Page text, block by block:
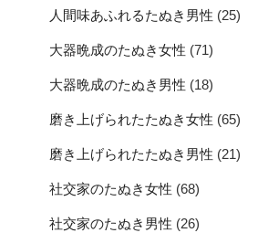
人間味あふれるたぬき男性 (25)
大器晩成のたぬき女性 (71)
大器晩成のたぬき男性 (18)
磨き上げられたたぬき女性 (65)
磨き上げられたたぬき男性 (21)
社交家のたぬき女性 (68)
社交家のたぬき男性 (26)